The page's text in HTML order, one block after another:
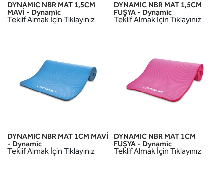
DYNAMIC NBR MAT 1,5CM
MAVİ - Dynamic
Teklif Almak İçin Tıklayınız
DYNAMIC NBR MAT 1,5CM
FUŞYA - Dynamic
Teklif Almak İçin Tıklayınız
DYNAMIC NBR MAT 1CM MAVİ
- Dynamic
Teklif Almak İçin Tıklayınız
DYNAMIC NBR MAT 1CM
FUŞYA - Dynamic
Teklif Almak İçin Tıklayınız